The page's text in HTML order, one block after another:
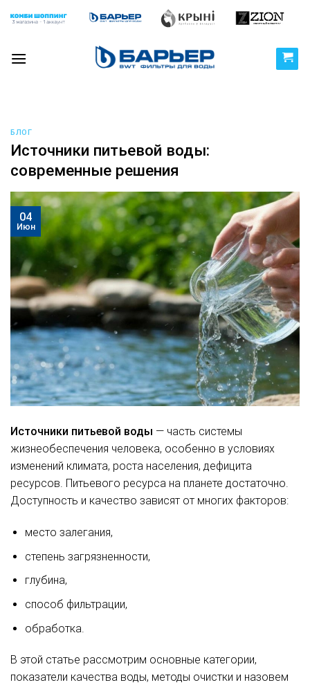
БЛОГ
Источники питьевой воды:
современные решения
04
Июн
Источники питьевой воды — часть системы
жизнеобеспечения человека, особенно в условиях
изменений климата, роста населения, дефицита
ресурсов. Питьевого ресурса на планете достаточно.
Доступность и качество зависят от многих факторов:
место залегания,
степень загрязненности,
глубина,
способ фильтрации,
обработка.
В этой статье рассмотрим основные категории,
показатели качества воды, методы очистки и назовем